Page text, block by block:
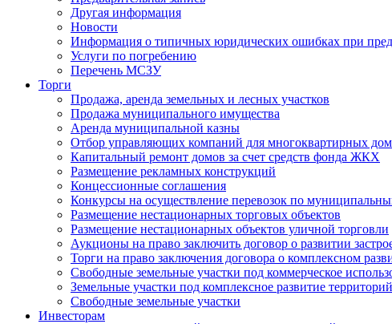
Другая информация
Новости
Информация о типичных юридических ошибках при
Услуги по погребению
Перечень МСЗУ
Торги
Продажа, аренда земельных и лесных участков
Продажа муниципального имущества
Аренда муниципальной казны
Отбор управляющих компаний для многоквартирных
Капитальный ремонт домов за счет средств фонда ЖКХ
Размещение рекламных конструкций
Концессионные соглашения
Конкурсы на осуществление перевозок по
Размещение нестационарных торговых объектов
Размещение нестационарных объектов уличной торговли
Аукционы на право заключить договор о развитии
Торги на право заключения договора о комплексном
Свободные земельные участки под коммерческое
Земельные участки под комплексное развитие территорий
Свободные земельные участки
Инвесторам